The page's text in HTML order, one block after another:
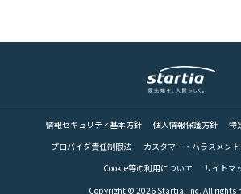
情報セキュリティ基本方針 個人情報保護方針
特
プロバイダ責任制限法
カスタマー・ハラスメン
Cookie等の利用について
サイトマ
Copyright © 2026 Startia, Inc. All rights